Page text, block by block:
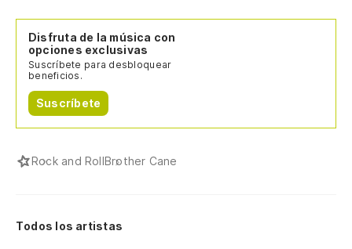
Disfruta de la música con
opciones exclusivas
Suscríbete para desbloquear
beneficios.
Suscríbete
Rock and RollBrother Cane
Todos los artistas